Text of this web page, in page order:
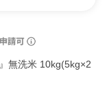
無洗米 10kg(5kg×2